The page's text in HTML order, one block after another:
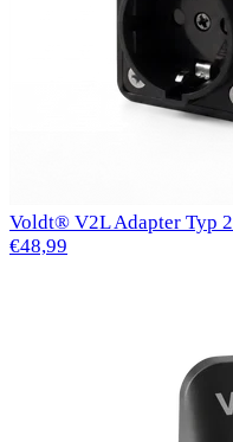
Voldt® V2L Adapter Typ
€48,99